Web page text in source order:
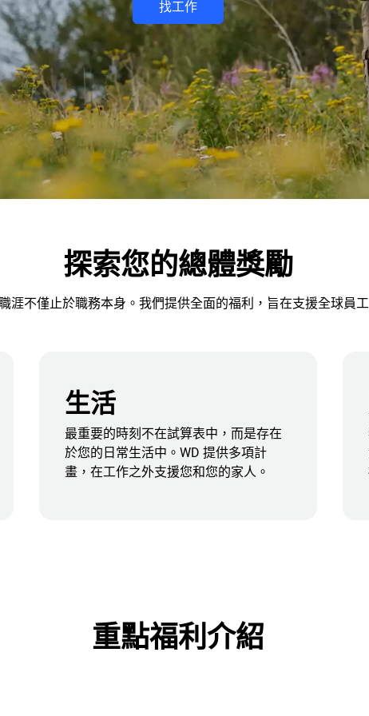
找工作
探索您的總體獎勵
涯不僅止於職務本身。我們提供全面的福利，旨在支援全球員
生活
最重要的時刻不在試算表中，而是存在
於您的日常生活中。WD 提供多項計
畫，在工作之外支援您和您的家人。
重點福利介紹